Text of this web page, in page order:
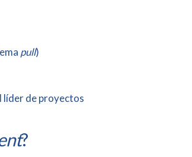
pull)
líder de proyectos
?